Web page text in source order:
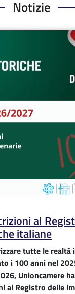
Notizie
al
italiane
tutte le
i 100 anni nel
Unioncamere
al Registro delle